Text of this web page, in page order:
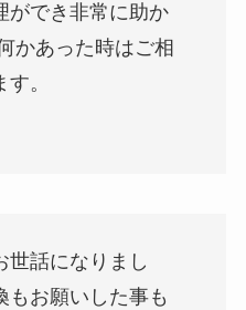
ができ非常に助か
かあった時はご相
。
世話になりまし
もお願いした事も